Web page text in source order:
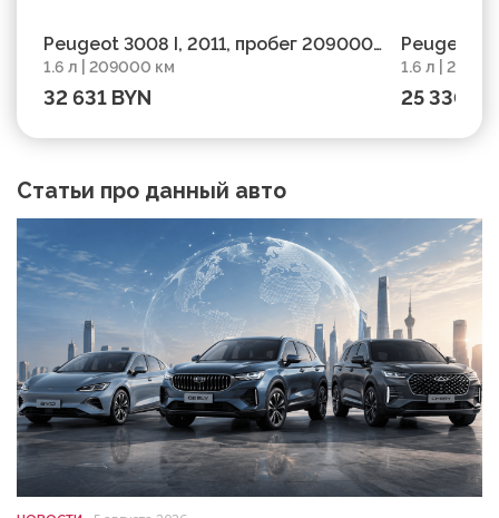
Peugeot 3008 I, 2011, пробег 209000
км
1.6 л | 209000 км
32 631 BYN
Peugeot
км
1.6 л |
25 330
Статьи про данный авто